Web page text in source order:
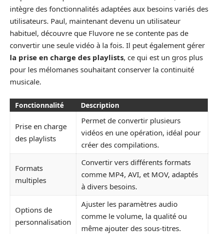
intègre des fonctionnalités adaptées aux besoins variés des
utilisateurs. Paul, maintenant devenu un utilisateur
habituel, découvre que Fluvore ne se contente pas de
convertir une seule vidéo à la fois. Il peut également gérer
la prise en charge des playlists, ce qui est un gros plus
pour les mélomanes souhaitant conserver la continuité
musicale.
Fonctionnalité Description
Prise en charge
des playlists
Permet de convertir plusieurs
vidéos en une opération, idéal pour
créer des compilations.
Formats
multiples
Convertir vers différents formats
comme MP4, AVI, et MOV, adaptés
à divers besoins.
Options de
personnalisation
Ajuster les paramètres audio
comme le volume, la qualité ou
même ajouter des sous-titres.